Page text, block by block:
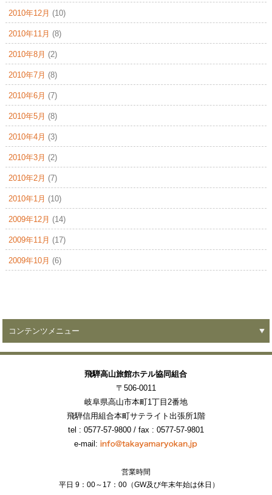
2010年12月 (10)
2010年11月 (8)
2010年8月 (2)
2010年7月 (8)
2010年6月 (7)
2010年5月 (8)
2010年4月 (3)
2010年3月 (2)
2010年2月 (7)
2010年1月 (10)
2009年12月 (14)
2009年11月 (17)
2009年10月 (6)
コンテンツメニュー
飛騨高山旅館ホテル協同組合
〒506-0011
岐阜県高山市本町1丁目2番地
飛騨信用組合本町サテライト出張所1階
tel : 0577-57-9800/ fax : 0577-57-9801
e-mail:
営業時間
平日 9：00～17：00（GW及び年末年始は休日）